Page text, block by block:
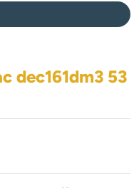
dec161dm3 53